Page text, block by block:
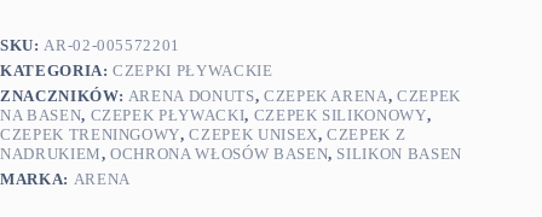
SKU:AR-02-005572201
KATEGORIA:CZEPKI PŁYWACKIE
ZNACZNIKÓW: ARENA DONUTS, CZEPEK ARENA,CZEPEK
NA BASEN, CZEPEK PŁYWACKI, CZEPEK SILIKONOWY,
CZEPEK TRENINGOWY,CZEPEK UNISEX,CZEPEK Z
NADRUKIEM,OCHRONA WŁOSÓW BASEN, SILIKON BASEN
MARKA: ARENA